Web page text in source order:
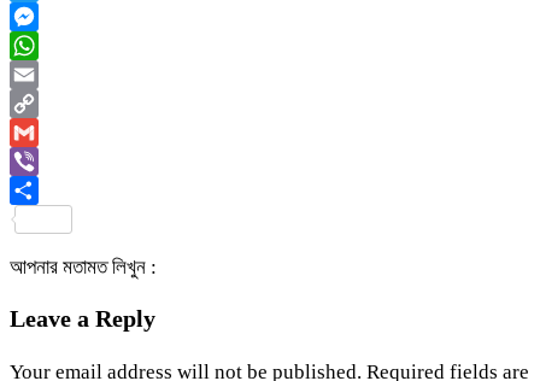
Twitter
Messenger
WhatsApp
Email
Copy
Link
Gmail
Viber
আপনার মতামত লিখুন :
Leave a Reply
Your email address will not be published. Required fields are